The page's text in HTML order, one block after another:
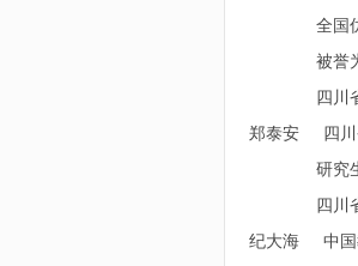
全国优
被誉为“中
四川省学
郑泰安 四川
研究生学
四川省学
纪大海 中国